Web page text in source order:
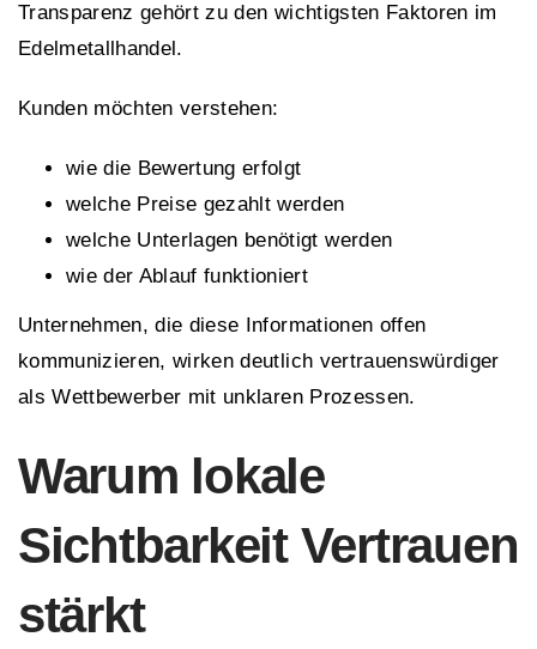
Transparenz gehört zu den wichtigsten Faktoren im
Edelmetallhandel.
Kunden möchten verstehen:
wie die Bewertung erfolgt
welche Preise gezahlt werden
welche Unterlagen benötigt werden
wie der Ablauf funktioniert
Unternehmen, die diese Informationen offen
kommunizieren, wirken deutlich vertrauenswürdiger
als Wettbewerber mit unklaren Prozessen.
Warum lokale
Sichtbarkeit Vertrauen
stärkt